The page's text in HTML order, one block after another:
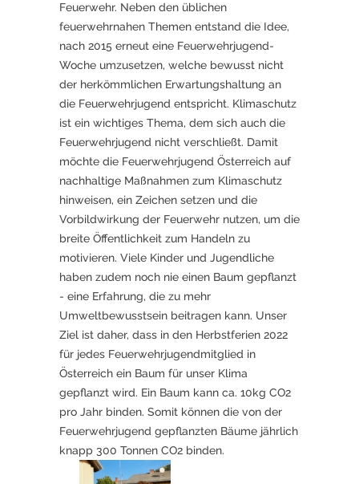
Feuerwehr. Neben den üblichen
feuerwehrnahen Themen entstand die Idee,
nach 2015 erneut eine Feuerwehrjugend-
Woche umzusetzen, welche bewusst nicht
der herkömmlichen Erwartungshaltung an
die Feuerwehrjugend entspricht. Klimaschutz
ist ein wichtiges Thema, dem sich auch die
Feuerwehrjugend nicht verschließt. Damit
möchte die Feuerwehrjugend Österreich auf
nachhaltige Maßnahmen zum Klimaschutz
hinweisen, ein Zeichen setzen und die
Vorbildwirkung der Feuerwehr nutzen, um die
breite Öffentlichkeit zum Handeln zu
motivieren. Viele Kinder und Jugendliche
haben zudem noch nie einen Baum gepflanzt
- eine Erfahrung, die zu mehr
Umweltbewusstsein beitragen kann. Unser
Ziel ist daher, dass in den Herbstferien 2022
für jedes Feuerwehrjugendmitglied in
Österreich ein Baum für unser Klima
gepflanzt wird. Ein Baum kann ca. 10kg CO2
pro Jahr binden. Somit können die von der
Feuerwehrjugend gepflanzten Bäume jährlich
knapp 300 Tonnen CO2 binden.